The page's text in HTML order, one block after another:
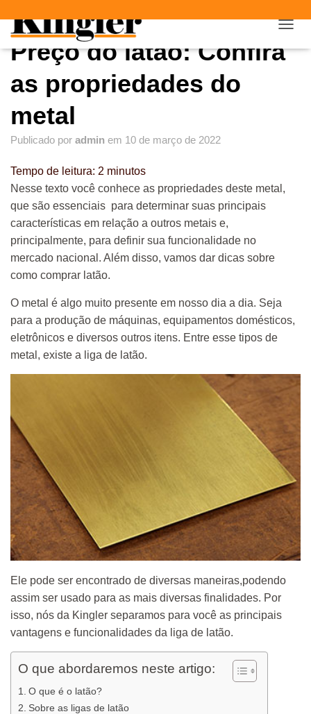
L
T
Preço do latão: Confira
as propriedades do
metal
Publicado por admin em 10 de março de 2022
Tempo de leitura: 2 minutos
Nesse texto você conhece as propriedades deste metal,
que são essenciais para determinar suas principais
características em relação a outros metais e,
principalmente, para definir sua funcionalidade no
mercado nacional. Além disso, vamos dar dicas sobre
como comprar latão.
O metal é algo muito presente em nosso dia a dia. Seja
para a produção de máquinas, equipamentos domésticos,
eletrônicos e diversos outros itens. Entre esse tipos de
metal, existe a liga de latão.
Ele pode ser encontrado de diversas maneiras,podendo
assim ser usado para as mais diversas finalidades. Por
isso, nós da Kingler separamos para você as principais
vantagens e funcionalidades da liga de latão.
O que abordaremos neste artigo:
O que é o latão?
Sobre as ligas de latão